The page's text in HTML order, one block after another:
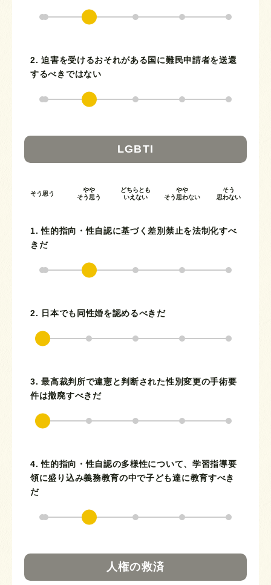
2. 迫害を受けるおそれがある国に難民申請者を送還
するべきではない
LGBTI
そう思う
やや
そう思う
どちらとも
いえない
やや
そう思わない
そう
思わない
1. 性的指向・性自認に基づく差別禁止を法制化すべ
きだ
2. 日本でも同性婚を認めるべきだ
3. 最高裁判所で違憲と判断された性別変更の手術要
件は撤廃すべきだ
4. 性的指向・性自認の多様性について、学習指導要
領に盛り込み義務教育の中で子ども達に教育すべき
だ
人権の救済